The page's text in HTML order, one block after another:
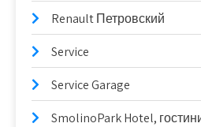
Renault Петровский
Service
Service Garage
SmolinoPark Hotel,